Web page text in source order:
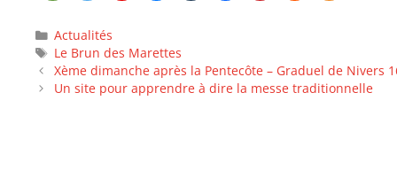
Actualités
Le Brun des Marettes
Xème dimanche après la Pentecôte – Graduel de Nivers
Un site pour apprendre à dire la messe traditionnelle